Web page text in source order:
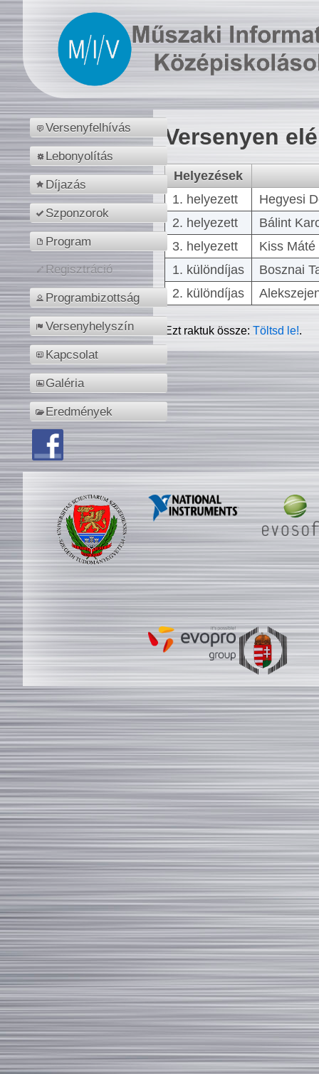
Versenyfelhívás
Lebonyolítás
Díjazás
Szponzorok
Program
Regisztráció
Programbizottság
Versenyhelyszín
Kapcsolat
Galéria
Eredmények
Versenyen
Helyezések
1. helyezett
Hegyesi
2. helyezett
Bálint
3. helyezett
Kiss
1. különdíjas
Bosznai
2. különdíjas
Ezt raktuk össze:Töltsd le!.